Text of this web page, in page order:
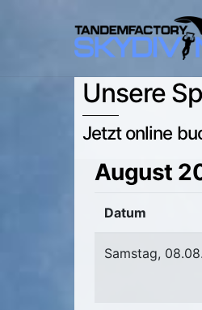
Unsere
Jetzt online
August
Datum
Samstag,